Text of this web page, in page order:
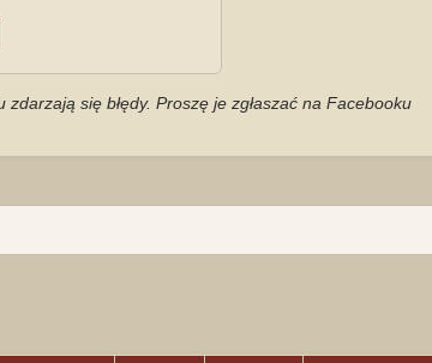
się błędy. Proszę je zgłaszać na Facebooku